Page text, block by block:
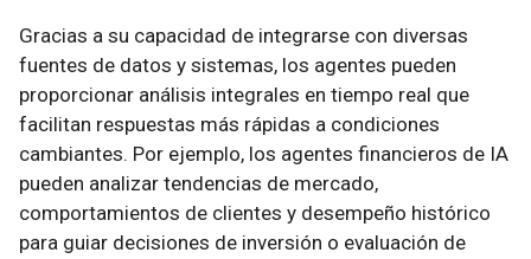
Gracias a su capacidad de integrarse con diversas
fuentes de datos y sistemas, los agentes pueden
proporcionar análisis integrales en tiempo real que
facilitan respuestas más rápidas a condiciones
cambiantes. Por ejemplo, los agentes financieros de IA
pueden analizar tendencias de mercado,
comportamientos de clientes y desempeño histórico
para guiar decisiones de inversión o evaluación de